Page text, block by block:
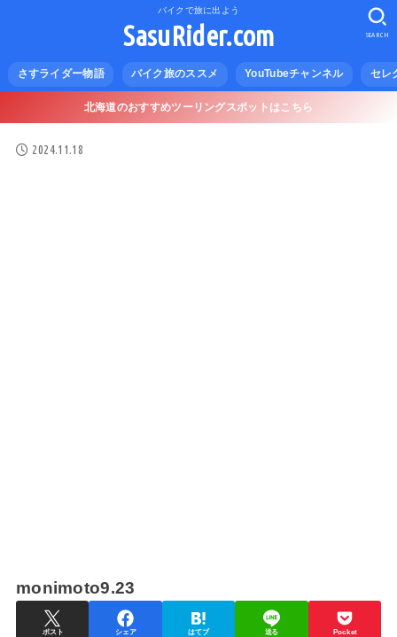
バイクで旅に出よう
SasuRider.com
さすライダー物語 バイク旅のススメ YouTubeチャンネル セレ
SEARCH
北海道のおすすめツーリングスポットはこちら
2024.11.18
monimoto9.23
ポスト シェア はてブ 送る Pocket